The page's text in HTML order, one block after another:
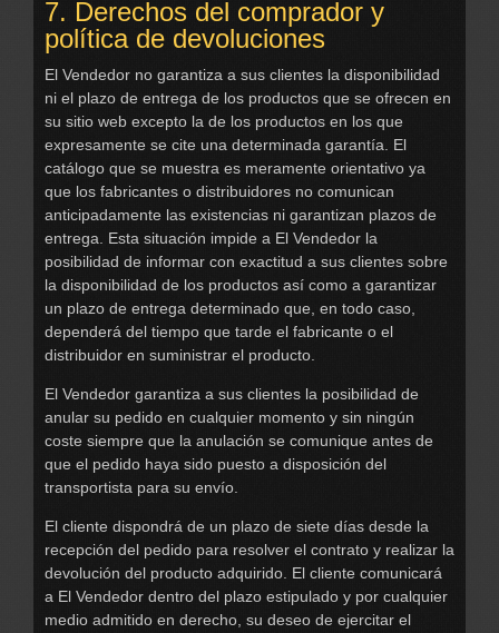
7. Derechos del comprador y
política de devoluciones
El Vendedor no garantiza a sus clientes la disponibilidad
ni el plazo de entrega de los productos que se ofrecen en
su sitio web excepto la de los productos en los que
expresamente se cite una determinada garantía. El
catálogo que se muestra es meramente orientativo ya
que los fabricantes o distribuidores no comunican
anticipadamente las existencias ni garantizan plazos de
entrega. Esta situación impide a El Vendedor la
posibilidad de informar con exactitud a sus clientes sobre
la disponibilidad de los productos así como a garantizar
un plazo de entrega determinado que, en todo caso,
dependerá del tiempo que tarde el fabricante o el
distribuidor en suministrar el producto.
El Vendedor garantiza a sus clientes la posibilidad de
anular su pedido en cualquier momento y sin ningún
coste siempre que la anulación se comunique antes de
que el pedido haya sido puesto a disposición del
transportista para su envío.
El cliente dispondrá de un plazo de siete días desde la
recepción del pedido para resolver el contrato y realizar la
devolución del producto adquirido. El cliente comunicará
a El Vendedor dentro del plazo estipulado y por cualquier
medio admitido en derecho, su deseo de ejercitar el